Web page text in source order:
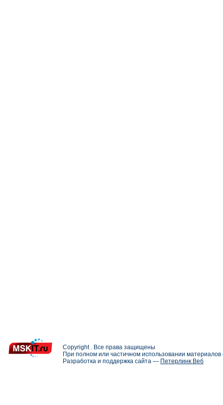
Copyright . Все права защищены
При полном или частичном использовании
Разработка и поддержка сайта — Петерлинк Веб